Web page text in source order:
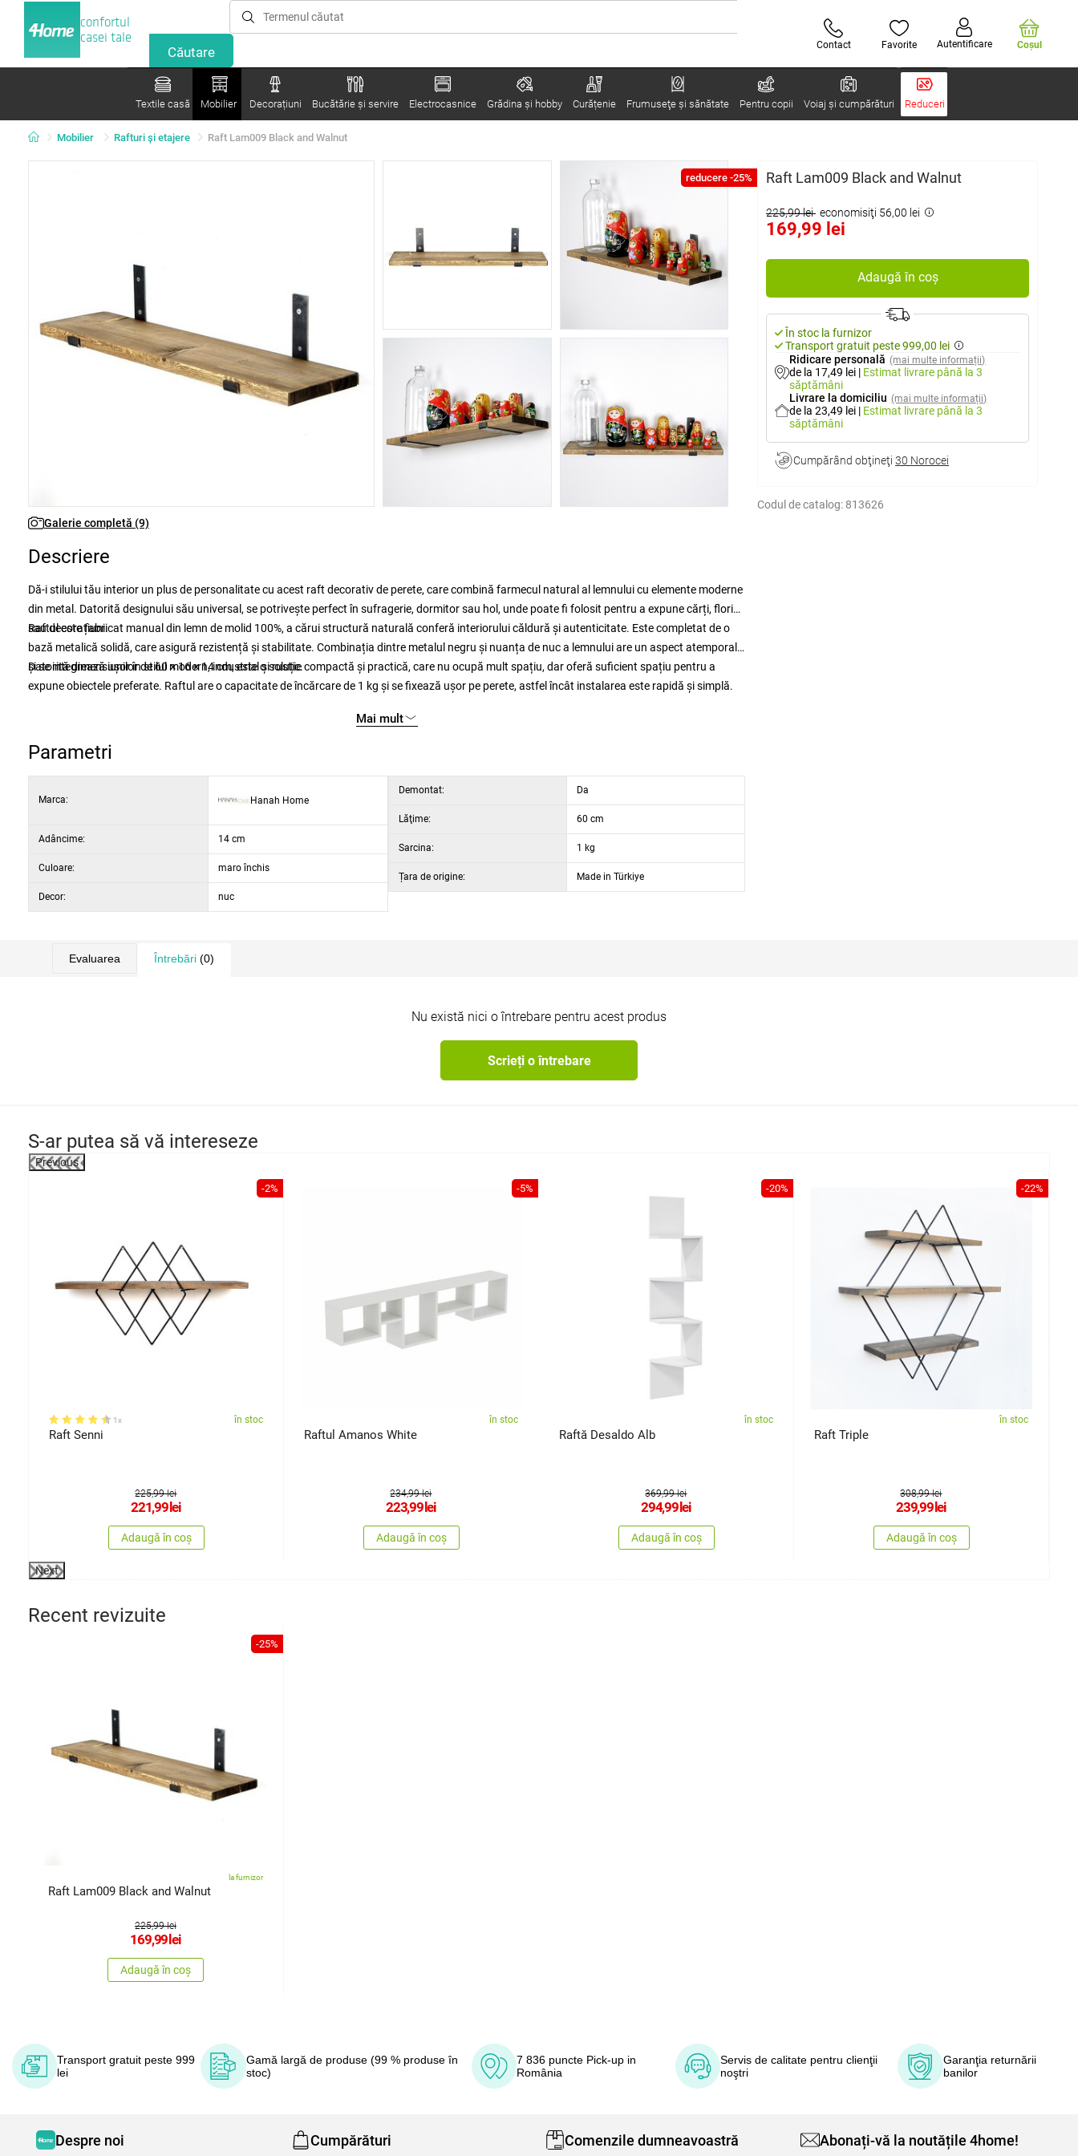
confortul
casei tale
Contact Favorite Autentificare Coşul
Textile casă Mobilier Decorațiuni Bucătărie și servire Electrocasnice Grădina şi hobby Curățenie Frumuseţe şi sănătate Pentru copii Voiaj și cumpărături Reduceri
Mobilier Rafturi şi etajere Raft Lam009 Black and Walnut
reducere -25%
Galerie completă (9)
Raft Lam009 Black and Walnut
225,99 lei economisiţi 56,00 lei
169,99 lei
Adaugă în coș
În stoc la furnizor
Transport gratuit peste 999,00 lei
Ridicare personală (mai multe informații)
de la 17,49 lei | Estimat livrare până la 3
săptămâni
Livrare la domiciliu (mai multe informații)
de la 23,49 lei | Estimat livrare până la 3
săptămâni
Cumpărând obţineţi 30 Norocei
Codul de catalog: 813626
Descriere
Dă-i stilului tău interior un plus de personalitate cu acest raft decorativ de perete, care combină farmecul natural al lemnului cu elemente moderne
din metal. Datorită designului său universal, se potrivește perfect în sufragerie, dormitor sau hol, unde poate fi folosit pentru a expune cărți, flori
sau decorațiuni.
Raftul este fabricat manual din lemn de molid 100%, a cărui structură naturală conferă interiorului căldură și autenticitate. Este completat de o
bază metalică solidă, care asigură rezistență și stabilitate. Combinația dintre metalul negru și nuanța de nuc a lemnului are un aspect atemporal
și se integrează ușor în stilul modern, industrial și rustic.
Datorită dimensiunilor de 60 × 16 × 14 cm, este o soluție compactă și practică, care nu ocupă mult spațiu, dar oferă suficient spațiu pentru a
expune obiectele preferate. Raftul are o capacitate de încărcare de 1 kg și se fixează ușor pe perete, astfel încât instalarea este rapidă și simplă.
Mai mult
Parametri
Marca: Hanah Home
Adâncime: 14 cm
Culoare: maro închis
Decor: nuc
Demontat: Da
Lăţime: 60 cm
Sarcina: 1 kg
Țara de origine: Made in Türkiye
Evaluarea Întrebări (0)
Nu există nici o întrebare pentru acest produs
Scrieți o întrebare
S-ar putea să vă intereseze
Previous
-2%
1x în stoc
Raft Senni
225,99 lei
221,99lei
Adaugă în coș
-5%
în stoc
Raftul Amanos White
234,99 lei
223,99lei
Adaugă în coș
-20%
în stoc
Raftă Desaldo Alb
369,99 lei
294,99lei
Adaugă în coș
-22%
în stoc
Raft Triple
308,99 lei
239,99lei
Adaugă în coș
Next
Recent revizuite
-25%
la furnizor
Raft Lam009 Black and Walnut
225,99 lei
169,99lei
Adaugă în coș
Transport gratuit peste 999
lei
Gamă largă de produse (99 % produse în
stoc)
7 836 puncte Pick-up in
România
Servis de calitate pentru clienţii
noştri
Garanţia returnării
banilor
Despre noi Cumpărături Comenzile dumneavoastră Abonați-vă la noutățile 4home!